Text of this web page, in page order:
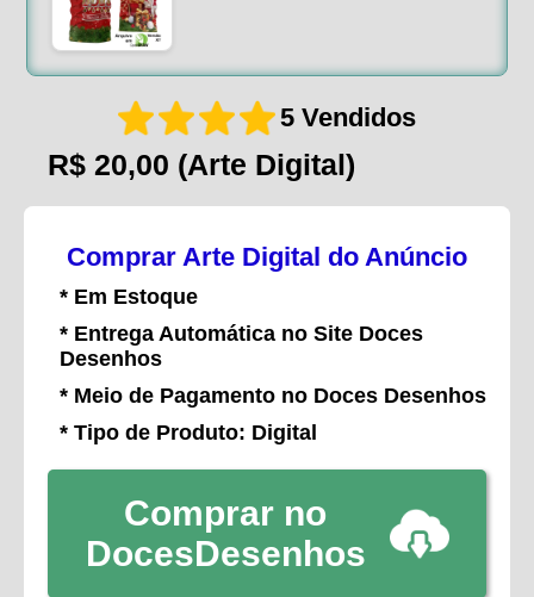
5 Vendidos
R$ 20,00 (Arte Digital)
Comprar Arte Digital do Anúncio
* Em Estoque
* Entrega Automática no Site Doces
Desenhos
* Meio de Pagamento no Doces Desenhos
* Tipo de Produto: Digital
Comprar no
DocesDesenhos